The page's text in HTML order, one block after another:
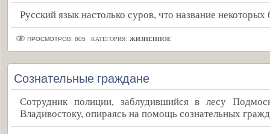
Русский язык настолько суров, что название некоторых
ПРОСМОТРОВ: 805 КАТЕГОРИЯ: ЖИЗНЕННОЕ
Сознательные граждане
Сотрудник полиции, заблудившийся в лесу
Владивостоку, опираясь на помощь сознательных